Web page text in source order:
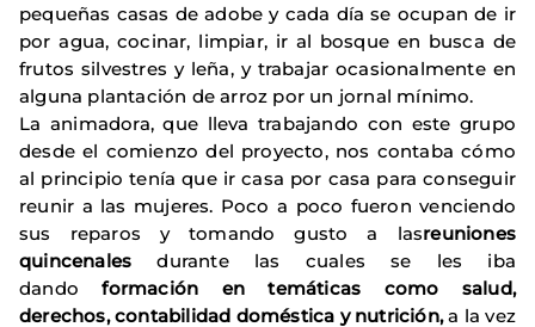
pequeñas casas de adobe y cada día se ocupan de ir
por agua, cocinar, limpiar, ir al bosque en busca de
frutos silvestres y leña, y trabajar ocasionalmente en
alguna plantación de arroz por un jornal mínimo.
La animadora, que lleva trabajando con este grupo
desde el comienzo del proyecto, nos contaba cómo
al principio tenía que ir casa por casa para conseguir
reunir a las mujeres. Poco a poco fueron venciendo
sus reparos y tomando gusto a lasreuniones
quincenales durante las cuales se les iba
dandoformación en temáticas como salud,
derechos, contabilidad doméstica y nutrición,a la vez